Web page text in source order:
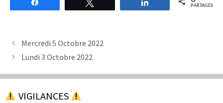
Partagez
PARTAGES
Mercredi 5 Octobre 2022
Lundi 3 Octobre 2022
VIGILANCES